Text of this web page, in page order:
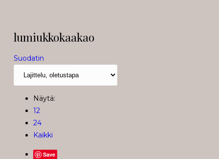
lumiukkokaakao
Suodatin
Näytä:
12
24
Kaikki
Save